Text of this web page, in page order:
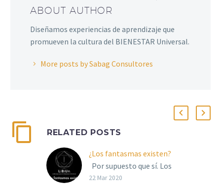
ABOUT AUTHOR
Diseñamos experiencias de aprendizaje que
promueven la cultura del BIENESTAR Universal.
More posts by Sabag Consultores
RELATED POSTS
¿Los fantasmas existen?
Por supuesto que sí. Los
fantasmas existen. Es
22 Mar 2020